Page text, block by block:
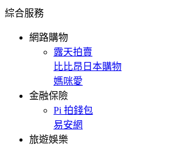
綜合服務
網路購物
露天拍賣
比比昂日本購物
媽咪愛
金融保險
Pi 拍錢包
易安網
旅遊娛樂